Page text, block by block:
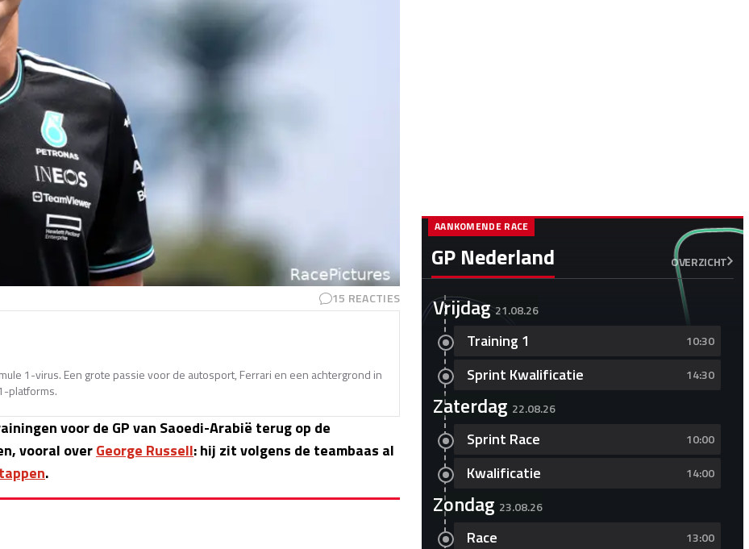
15 REACTIES
1-virus. Een grote passie voor de autosport, Ferrari en een achtergrond in
platforms.
voor de GP van Saoedi-Arabië terug op de
vooral overGeorge Russell: hij zit volgens de teambaas al
.
GP Nederland OVERZICHT
AANKOMENDE RACE
Vrijdag 21.08.26
Training 1 10:30
Sprint Kwalificatie 14:30
Zaterdag 22.08.26
Sprint Race 10:00
Kwalificatie 14:00
Zondag 23.08.26
Race 13:00